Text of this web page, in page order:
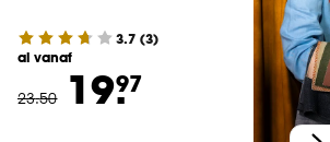
3.7 (3)
al vanaf
23.50 19.97